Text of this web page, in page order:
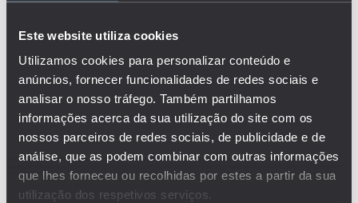
Este website utiliza cookies
Utilizamos cookies para personalizar conteúdo e
anúncios, fornecer funcionalidades de redes sociais e
analisar o nosso tráfego. Também partilhamos
informações acerca da sua utilização do site com os
nossos parceiros de redes sociais, de publicidade e de
análise, que as podem combinar com outras informações
que lhes forneceu ou recolhidas por estes a partir da sua
utilização dos respetivos serviços.
DESPESA PÚBLICA